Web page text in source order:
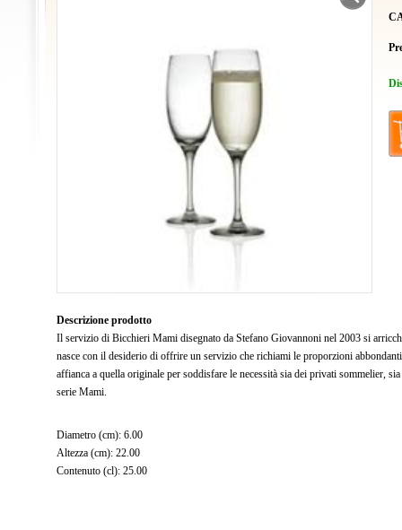
Descrizione prodotto
Il servizio di Bicchieri Mami disegnato da Stefano Giovannoni nel 2003 si
nasce con il desiderio di offrire un servizio che richiami le proporzioni
affianca a quella originale per soddisfare le necessità sia dei privati sommelier,
serie Mami.
Diametro (cm): 6.00
Altezza (cm): 22.00
Contenuto (cl): 25.00